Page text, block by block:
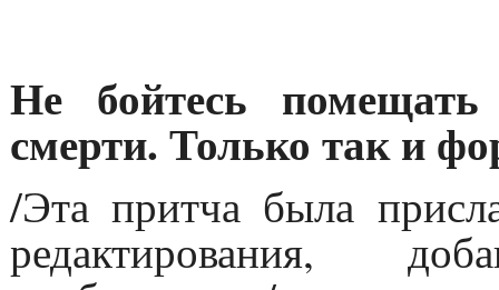
Не бойтесь
смерти. Только так и
/Эта притча была
редактирования,